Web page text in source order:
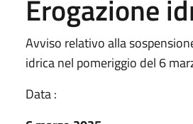
Erogazione
Avviso relativo alla
idrica nel pomeriggio del 6
Data :